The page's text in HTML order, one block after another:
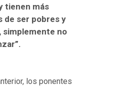
tienen más
de ser pobres y
simplemente no
los ponentes